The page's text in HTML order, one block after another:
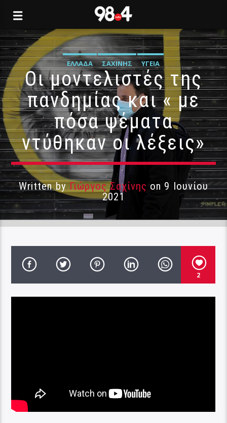
ΕΛΛΆΔΑ ΣΑΧΊΝΗΣ ΥΓΕΊΑ
Οι μοντελιστές της
πανδημίας και « με
πόσα ψέματα
ντύθηκαν οι λέξεις»
Written byΓιώργος Σαχίνης on 9 Ιουνίου
2021
2